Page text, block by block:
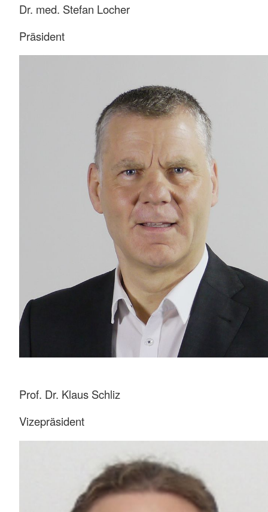
Dr. med. Stefan Locher
Präsident
Prof. Dr. Klaus Schliz
Vizepräsident